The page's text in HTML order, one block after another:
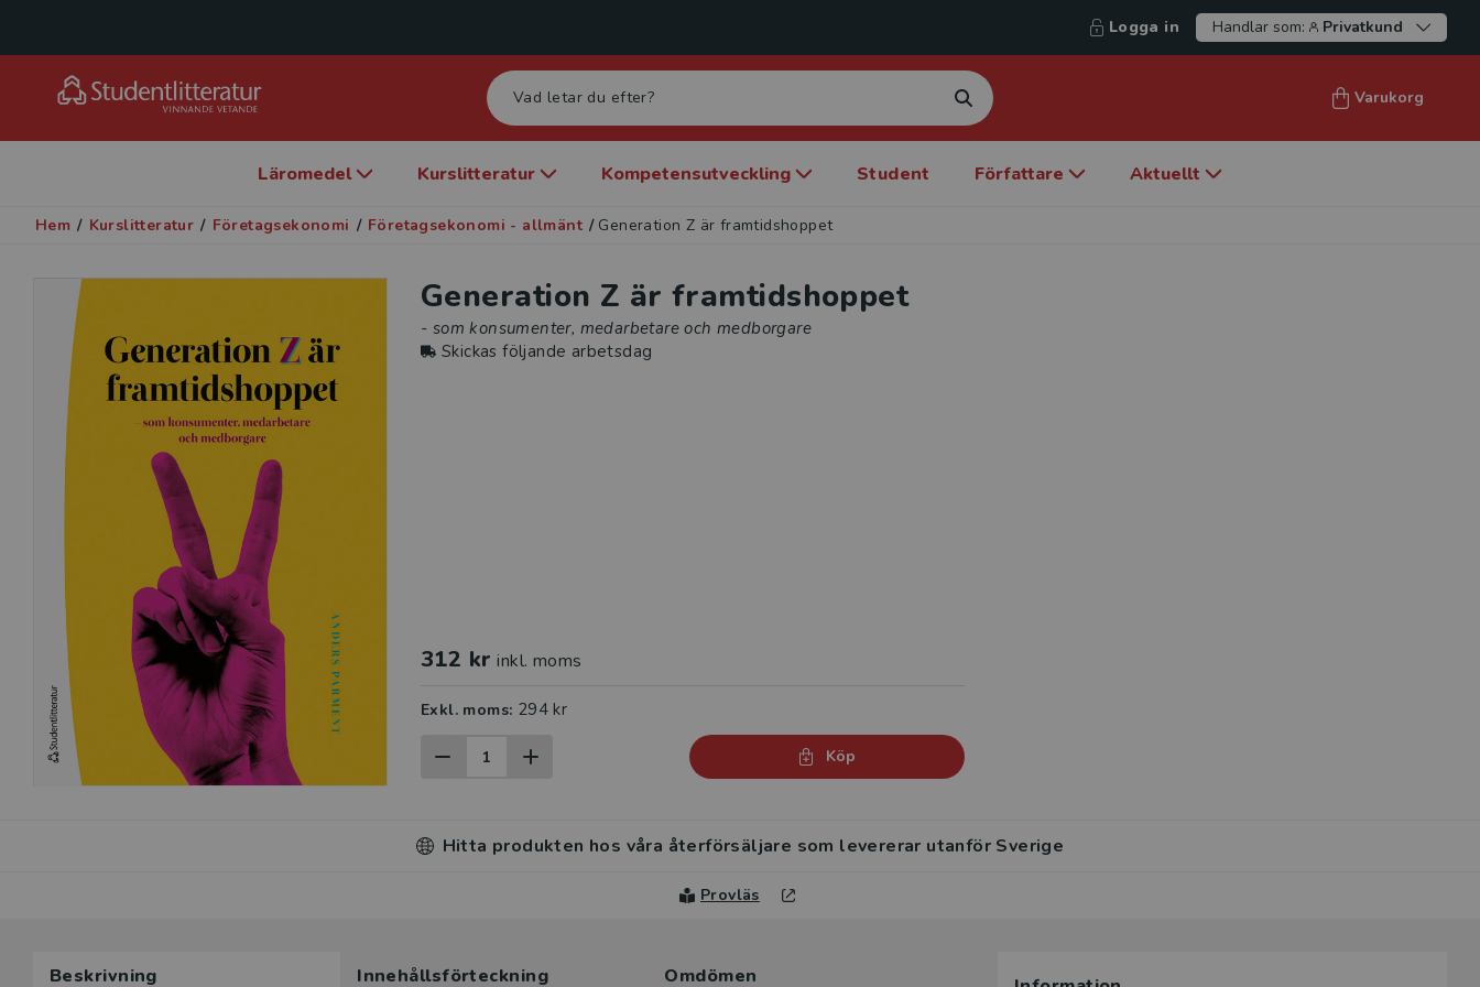
Logga in Handlar som: Privatkund
Varukorg
Läromedel Kurslitteratur Kompetensutveckling Student Författare Aktuellt
Hem / Kurslitteratur / Företagsekonomi / Företagsekonomi - allmänt / Generation Z är framtidshoppet
Generation Z är framtidshoppet
- som konsumenter, medarbetare och medborgare
Skickas följande arbetsdag
312 kr inkl. moms
Exkl. moms: 294 kr
Köp
Hitta produkten hos våra återförsäljare som levererar utanför Sverige
Provläs
Beskrivning Innehållsförteckning Omdömen